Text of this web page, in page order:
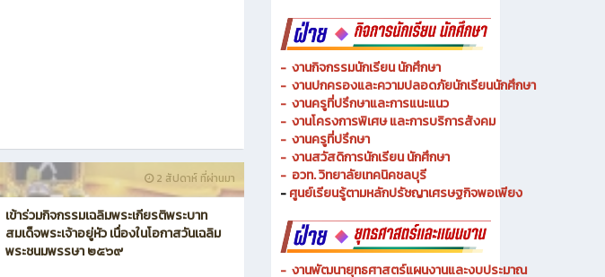
- งานการศึกษาพิเศษและความเสมอภาคทางการศึกษา
- งานพัฒนาหลักสูตรสายเทคโนโลยีหรือสายปฏิบัติ
การ
- งานกิจกรรมนักเรียน นักศึกษา
- งานปกครองและความปลอดภัยนักเรียนนักศึกษา
- งานครูที่ปรึกษาและการแนะแนว
-งานโครงการพิเศษ และการบริการสังคม
-งานสวัสดิการนักเรียน นักศึกษา
-อวท. วิทยาลัยเทคนิคชลบุรี
- ศูนย์เรียนรู้ตามหลักปรัชญาเศรษฐกิจพอเพียง